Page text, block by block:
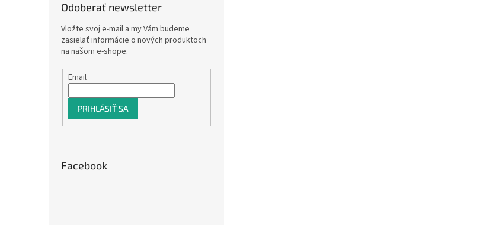
Odoberať newsletter
Vložte svoj e-mail a my Vám budeme
zasielať informácie o nových produktoch
na našom e-shope.
Email
PRIHLÁSIŤ SA
Facebook